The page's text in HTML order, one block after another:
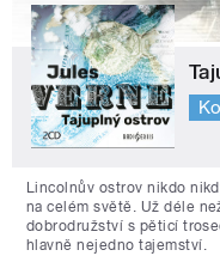
Lincolnův ostrov nikdo
na celém světě. Už déle
dobrodružství s pěticí
hlavně nejedno tajemství.